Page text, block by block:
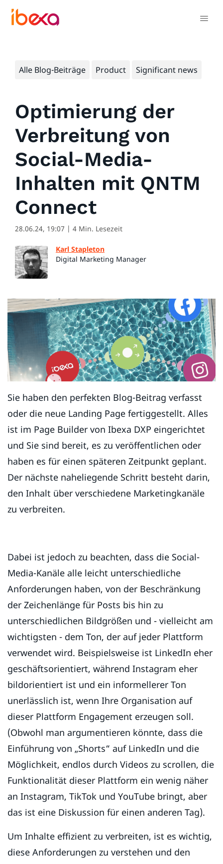
Alle Blog-Beiträge Product Significant news
Optimierung der
Verbreitung von
Social-Media-
Inhalten mit QNTM
Connect
28.06.24, 19:07 | 4 Min. Lesezeit
Karl Stapleton
Digital Marketing Manager
Sie haben den perfekten Blog-Beitrag verfasst
oder die neue Landing Page fertiggestellt. Alles
ist im Page Builder von Ibexa DXP eingerichtet
und Sie sind bereit, es zu veröffentlichen oder
haben es für einen späteren Zeitpunkt geplant.
Der nächste naheliegende Schritt besteht darin,
den Inhalt über verschiedene Marketingkanäle
zu verbreiten.
Dabei ist jedoch zu beachten, dass die Social-
Media-Kanäle alle leicht unterschiedliche
Anforderungen haben, von der Beschränkung
der Zeichenlänge für Posts bis hin zu
unterschiedlichen Bildgrößen und - vielleicht am
wichtigsten - dem Ton, der auf jeder Plattform
verwendet wird. Beispielsweise ist LinkedIn eher
geschäftsorientiert, während Instagram eher
bildorientiert ist und ein informellerer Ton
unerlässlich ist, wenn Ihre Organisation auf
dieser Plattform Engagement erzeugen soll.
(Obwohl man argumentieren könnte, dass die
Einführung von „Shorts“ auf LinkedIn und die
Möglichkeit, endlos durch Videos zu scrollen, die
Funktionalität dieser Plattform ein wenig näher
an Instagram, TikTok und YouTube bringt, aber
das ist eine Diskussion für einen anderen Tag).
Um Inhalte effizient zu verbreiten, ist es wichtig,
diese Anforderungen zu verstehen und den